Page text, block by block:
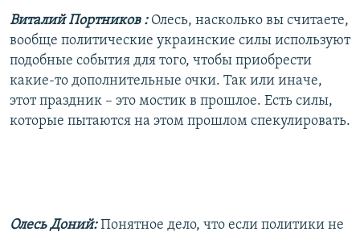
Виталий Портников : Олесь, насколько вы считаете,
вообще политические украинские силы используют
подобные события для того, чтобы приобрести
какие-то дополнительные очки. Так или иначе,
этот праздник – это мостик в прошлое. Есть силы,
которые пытаются на этом прошлом спекулировать.
Олесь Доний: Понятное дело, что если политики не